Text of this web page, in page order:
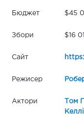
Бюджет $45
Збори $16
Сайт
Режисер
Актори Том